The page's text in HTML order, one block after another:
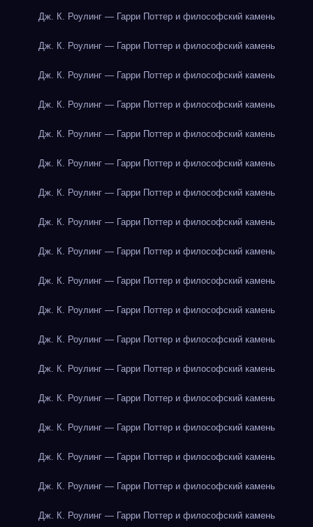
Дж. К. Роулинг — Гарри Поттер и философский камень
Дж. К. Роулинг — Гарри Поттер и философский камень
Дж. К. Роулинг — Гарри Поттер и философский камень
Дж. К. Роулинг — Гарри Поттер и философский камень
Дж. К. Роулинг — Гарри Поттер и философский камень
Дж. К. Роулинг — Гарри Поттер и философский камень
Дж. К. Роулинг — Гарри Поттер и философский камень
Дж. К. Роулинг — Гарри Поттер и философский камень
Дж. К. Роулинг — Гарри Поттер и философский камень
Дж. К. Роулинг — Гарри Поттер и философский камень
Дж. К. Роулинг — Гарри Поттер и философский камень
Дж. К. Роулинг — Гарри Поттер и философский камень
Дж. К. Роулинг — Гарри Поттер и философский камень
Дж. К. Роулинг — Гарри Поттер и философский камень
Дж. К. Роулинг — Гарри Поттер и философский камень
Дж. К. Роулинг — Гарри Поттер и философский камень
Дж. К. Роулинг — Гарри Поттер и философский камень
Дж. К. Роулинг — Гарри Поттер и философский камень